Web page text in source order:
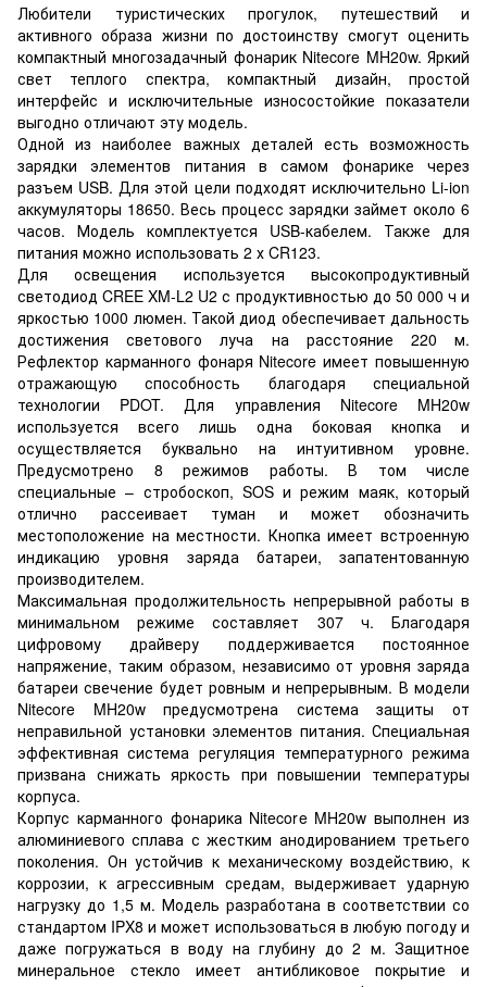
Любители туристических прогулок, путешествий и
активного образа жизни по достоинству смогут оценить
компактный многозадачный фонарик Nitecore MH20w. Яркий
свет теплого спектра, компактный дизайн, простой
интерфейс и исключительные износостойкие показатели
выгодно отличают эту модель.
Одной из наиболее важных деталей есть возможность
зарядки элементов питания в самом фонарике через
разъем USB. Для этой цели подходят исключительно Li-ion
аккумуляторы 18650. Весь процесс зарядки займет около 6
часов. Модель комплектуется USB-кабелем. Также для
питания можно использовать 2 х CR123.
Для освещения используется высокопродуктивный
светодиод CREE XM-L2 U2 с продуктивностью до 50 000 ч и
яркостью 1000 люмен. Такой диод обеспечивает дальность
достижения светового луча на расстояние 220 м.
Рефлектор карманного фонаря Nitecore имеет повышенную
отражающую способность благодаря специальной
технологии PDOT. Для управления Nitecore MH20w
используется всего лишь одна боковая кнопка и
осуществляется буквально на интуитивном уровне.
Предусмотрено 8 режимов работы. В том числе
специальные – стробоскоп, SOS и режим маяк, который
отлично рассеивает туман и может обозначить
местоположение на местности. Кнопка имеет встроенную
индикацию уровня заряда батареи, запатентованную
производителем.
Максимальная продолжительность непрерывной работы в
минимальном режиме составляет 307 ч. Благодаря
цифровому драйверу поддерживается постоянное
напряжение, таким образом, независимо от уровня заряда
батареи свечение будет ровным и непрерывным. В модели
Nitecore MH20w предусмотрена система защиты от
неправильной установки элементов питания. Специальная
эффективная система регуляция температурного режима
призвана снижать яркость при повышении температуры
корпуса.
Корпус карманного фонарика Nitecore MH20w выполнен из
алюминиевого сплава с жестким анодированием третьего
поколения. Он устойчив к механическому воздействию, к
коррозии, к агрессивным средам, выдерживает ударную
нагрузку до 1,5 м. Модель разработана в соответствии со
стандартом IPX8 и может использоваться в любую погоду и
даже погружаться в воду на глубину до 2 м. Защитное
минеральное стекло имеет антибликовое покрытие и